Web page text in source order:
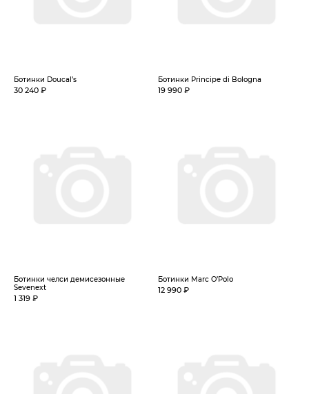
Ботинки Doucal’s
30 240 ₽
Ботинки Principe di Bologna
19 990 ₽
Ботинки челси демисезонные
Sevenext
1 319 ₽
Ботинки Marc O’Polo
12 990 ₽